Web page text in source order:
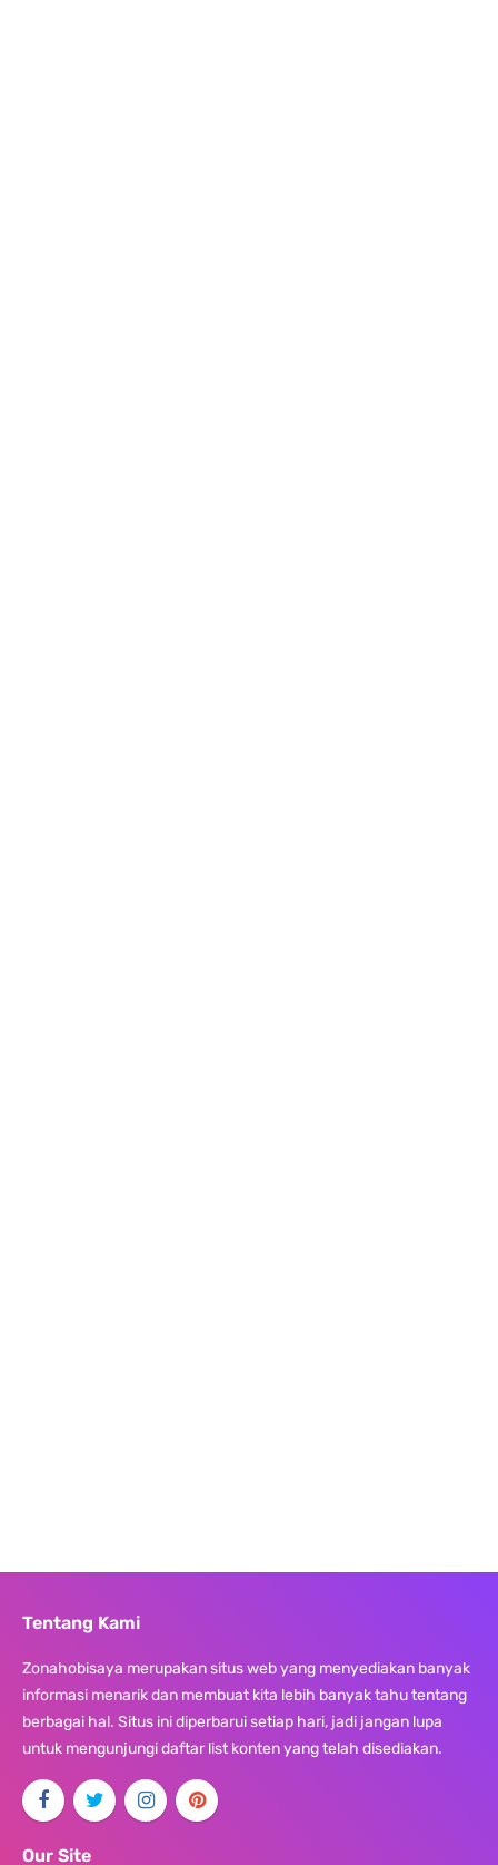
Tentang Kami
Zonahobisaya merupakan situs web yang menyediakan banyak
informasi menarik dan membuat kita lebih banyak tahu tentang
berbagai hal. Situs ini diperbarui setiap hari, jadi jangan lupa
untuk mengunjungi daftar list konten yang telah disediakan.
Our Site